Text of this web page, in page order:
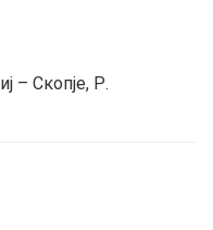
– Скопје, Р.